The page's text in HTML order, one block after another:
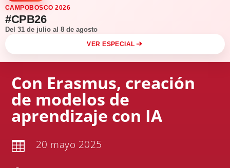
CAMPOBOSCO 2026
#CPB26
Del 31 de julio al 8 de agosto
VER ESPECIAL
Con Erasmus, creación
de modelos de
aprendizaje con IA
 20 mayo 2025